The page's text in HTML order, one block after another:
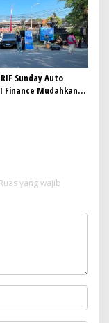
Sunday Auto
Finance Mudahkan
Ruas yang wajib